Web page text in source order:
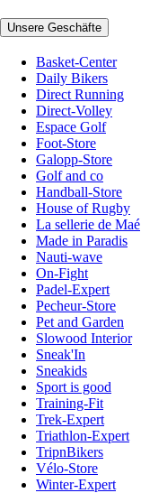
Unsere Geschäfte
Basket-Center
Daily Bikers
Direct Running
Direct-Volley
Espace Golf
Foot-Store
Galopp-Store
Golf and co
Handball-Store
House of Rugby
La sellerie de Maé
Made in Paradis
Nauti-wave
On-Fight
Padel-Expert
Pecheur-Store
Pet and Garden
Slowood Interior
Sneak'In
Sneakids
Sport is good
Training-Fit
Trek-Expert
Triathlon-Expert
TripnBikers
Vélo-Store
Winter-Expert